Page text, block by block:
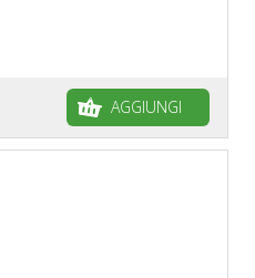
AGGIUNGI